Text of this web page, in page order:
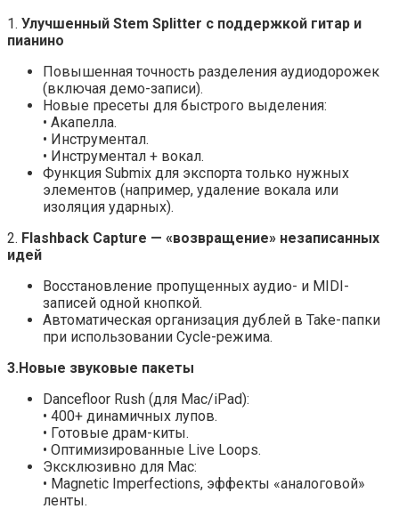
1. Улучшенный Stem Splitter с поддержкой гитар и
пианино
Повышенная точность разделения аудиодорожек
(включая демо-записи).
Новые пресеты для быстрого выделения:
• Акапелла.
• Инструментал.
• Инструментал + вокал.
Функция Submix для экспорта только нужных
элементов (например, удаление вокала или
изоляция ударных).
2. Flashback Capture — «возвращение» незаписанных
идей
Восстановление пропущенных аудио- и MIDI-
записей одной кнопкой.
Автоматическая организация дублей в Take-папки
при использовании Cycle-режима.
3.Новые звуковые пакеты
Dancefloor Rush (для Mac/iPad):
• 400+ динамичных лупов.
• Готовые драм-киты.
• Оптимизированные Live Loops.
Эксклюзивно для Mac:
• Magnetic Imperfections, эффекты «аналоговой»
ленты.